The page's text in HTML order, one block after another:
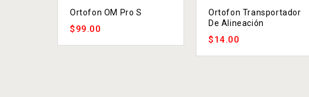
Ortofon OM Pro S
$99.00
Ortofon Transportador
De Alineación
$14.00